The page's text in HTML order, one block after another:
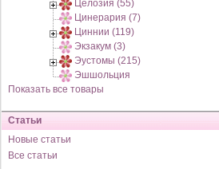
Целозия (55)
Цинерария (7)
Циннии (119)
Экзакум (3)
Эустомы (215)
Эшшольция
Показать все товары
Статьи
Новые статьи
Все статьи